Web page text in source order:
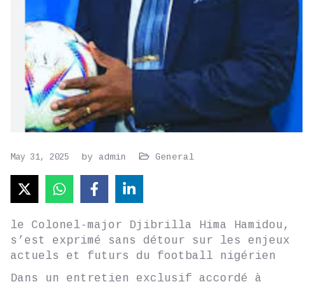
May 31, 2025 by admin General
le Colonel-major Djibrilla Hima Hamidou,
s’est exprimé sans détour sur les enjeux
actuels et futurs du football nigérien
Dans un entretien exclusif accordé à